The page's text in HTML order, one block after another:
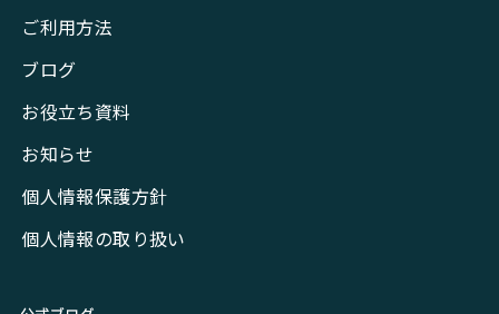
ご利用方法
ブログ
お役立ち資料
お知らせ
個人情報保護方針
個人情報の取り扱い